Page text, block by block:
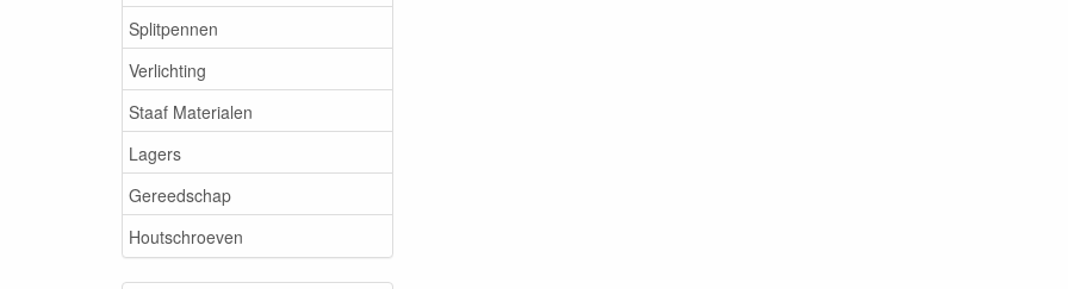
Splitpennen
Verlichting
Staaf Materialen
Lagers
Gereedschap
Houtschroeven